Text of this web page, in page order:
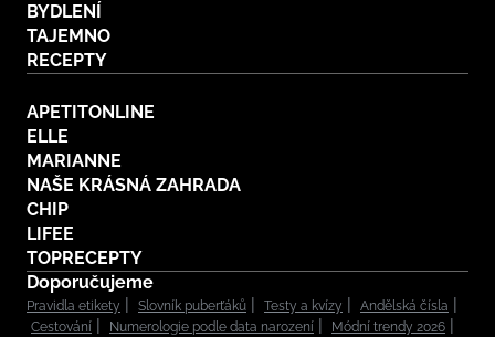
BYDLENÍ
TAJEMNO
RECEPTY
APETITONLINE
ELLE
MARIANNE
NAŠE KRÁSNÁ ZAHRADA
CHIP
LIFEE
TOPRECEPTY
Doporučujeme
Pravidla etikety Slovník puberťáků Testy a kvízy
Andělská čísla
Cestování
Numerologie podle data narození
Módní trendy 2026